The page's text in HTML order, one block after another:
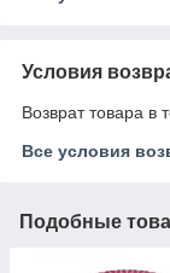
Условия
Возврат товара в
Все условия
Подобные